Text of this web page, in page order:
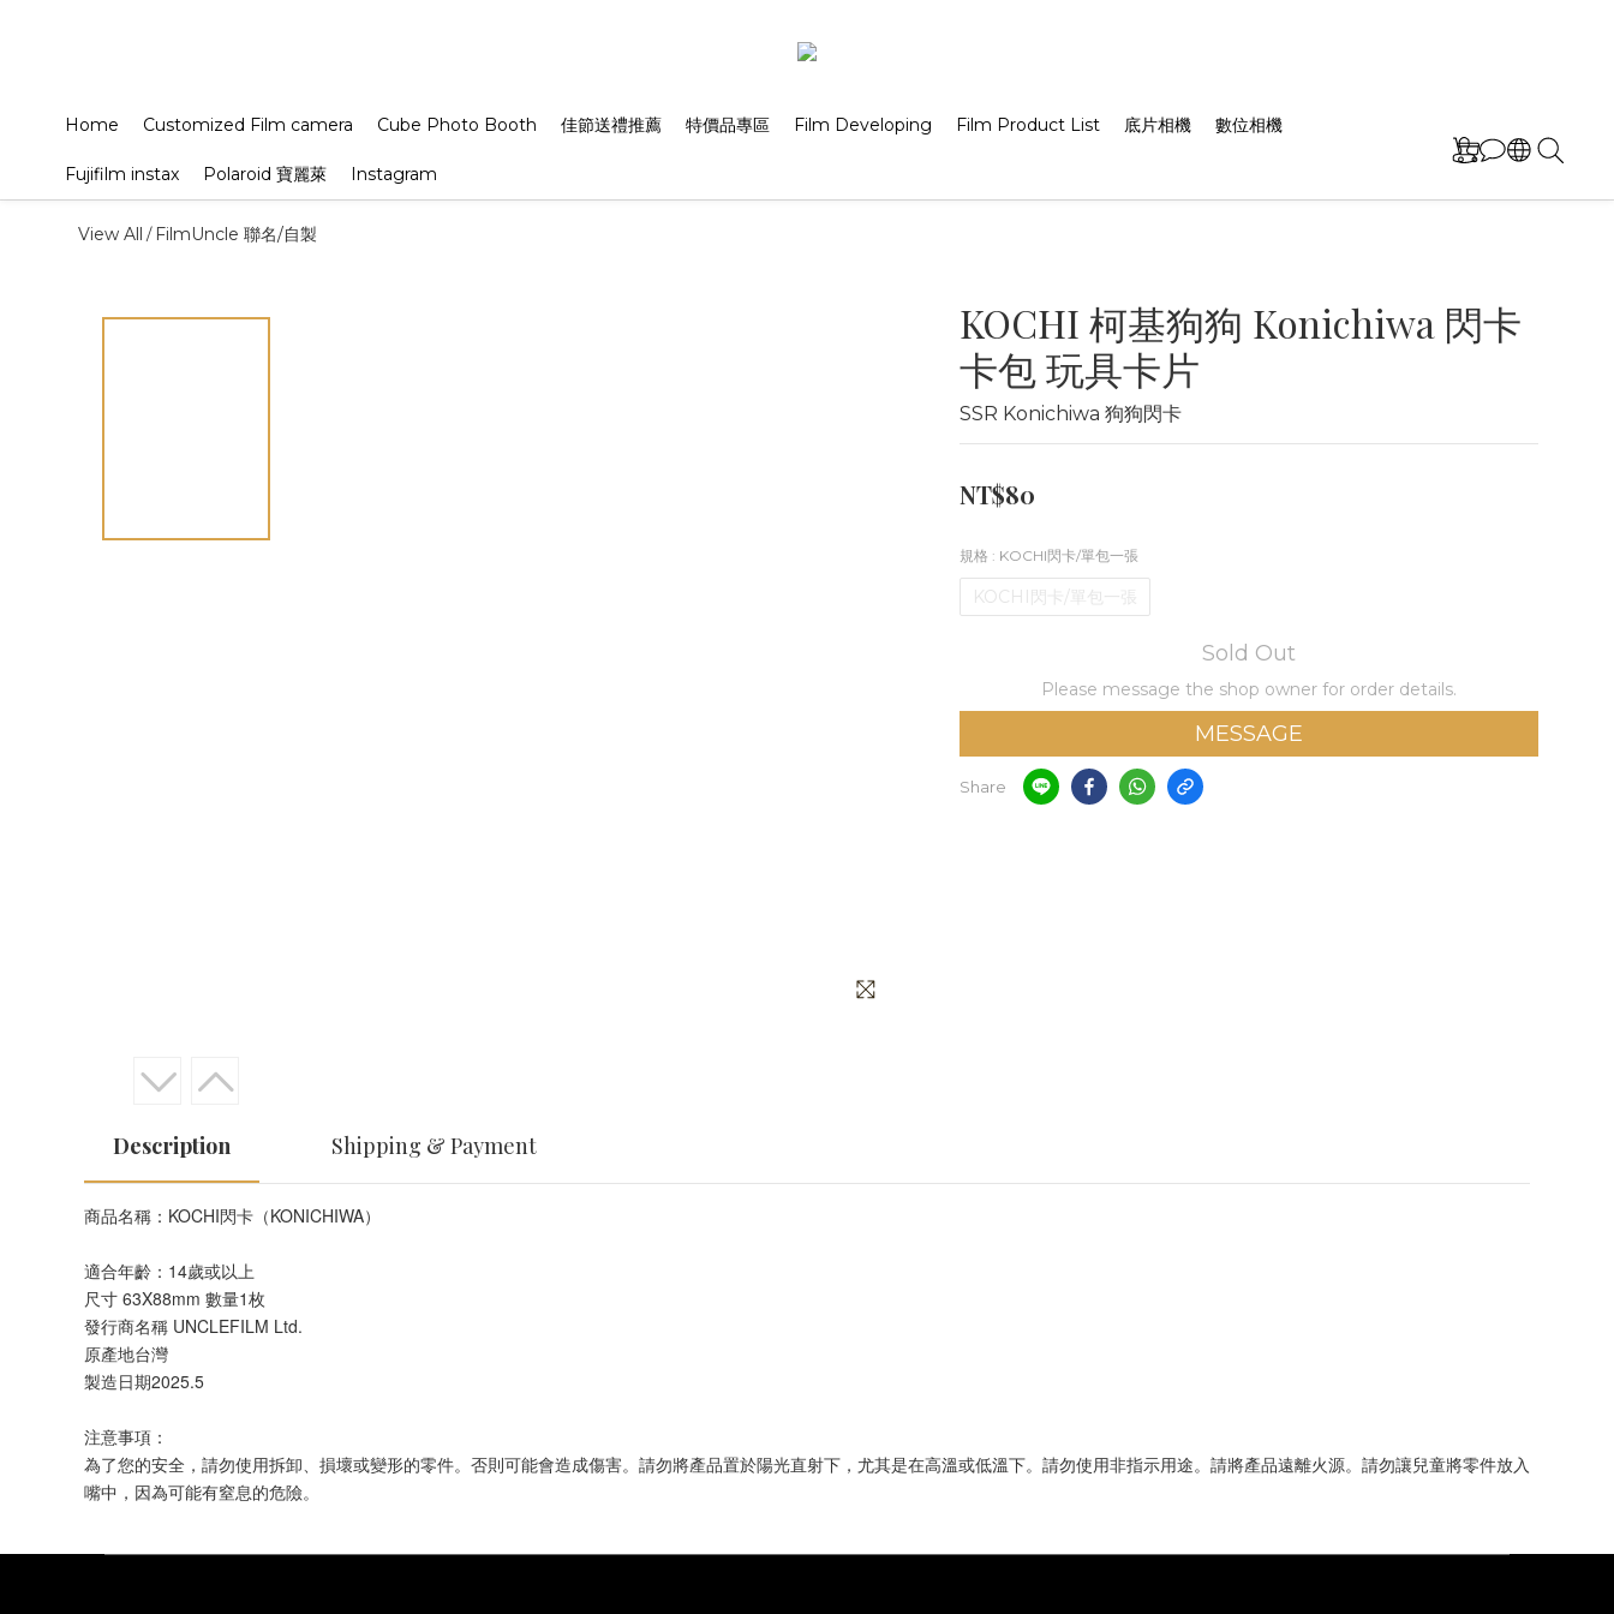
Home Customized Film camera Cube Photo Booth 佳節送禮推薦 特價品專區 Film Developing Film Product List 底片相機 數位相機
Fujifilm instax Polaroid 寶麗萊 Instagram
View All / FilmUncle 聯名/自製
KOCHI 柯基狗狗 Konichiwa 閃卡
卡包 玩具卡片
SSR Konichiwa 狗狗閃卡
NT$80
規格 : KOCHI閃卡/單包一張
KOCHI閃卡/單包一張
Sold Out
Please message the shop owner for order details.
MESSAGE
Share
Description Shipping & Payment
商品名稱：KOCHI閃卡（KONICHIWA）
適合年齡：14歲或以上
尺寸 63X88mm 數量1枚
發行商名稱 UNCLEFILM Ltd.
原產地台灣
製造日期2025.5
注意事項：
為了您的安全，請勿使用拆卸、損壞或變形的零件。否則可能會造成傷害。請勿將產品置於陽光直射下，尤其是在高溫或低溫下。請勿使用非指示用途。請將產品遠離火源。請勿讓兒童將零件放入
嘴中，因為可能有窒息的危險。